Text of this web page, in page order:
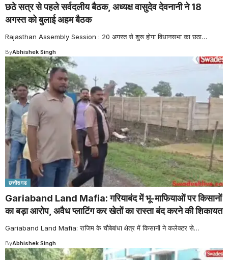
छठे सत्र से पहले सर्वदलीय बैठक, अध्यक्ष वासुदेव देवनानी ने 18
अगस्त को बुलाई अहम बैठक
Rajasthan Assembly Session : 20 अगस्त से शुरू होगा विधानसभा का छठा…
ByAbhishek Singh
छत्तीसगढ
Gariaband Land Mafia: गरियाबंद में भू-माफियाओं पर किसानों
का बड़ा आरोप, अवैध प्लाटिंग कर खेतों का रास्ता बंद करने की शिकायत
Gariaband Land Mafia: राजिम के चौबेबांधा क्षेत्र में किसानों ने कलेक्टर से…
ByAbhishek Singh